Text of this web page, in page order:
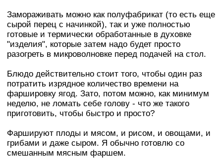
Замораживать можно как полуфабрикат (то есть еще
сырой перец с начинкой), так и уже полностью
готовые и термически обработанные в духовке
"изделия", которые затем надо будет просто
разогреть в микроволновке перед подачей на стол.
Блюдо действительно стоит того, чтобы один раз
потратить изрядное количество времени на
фаршировку ягод. Зато, потом можно, как минимум
неделю, не ломать себе голову - что же такого
приготовить, чтобы быстро и просто?
Фаршируют плоды и мясом, и рисом, и овощами, и
грибами и даже сыром. Я обычно готовлю со
смешанным мясным фаршем.